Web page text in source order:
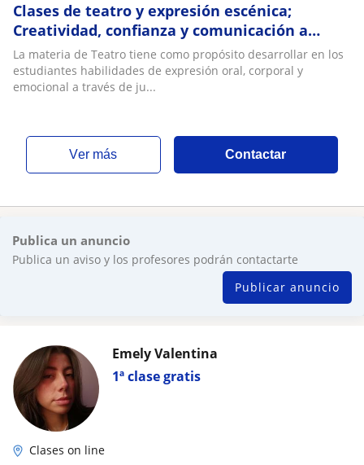
Clases de teatro y expresión escénica;
Creatividad, confianza y comunicación a
través del arte
La materia de Teatro tiene como propósito desarrollar en los
estudiantes habilidades de expresión oral, corporal y
emocional a través de ju...
ver más Contactar
Publica un anuncio
Publica un aviso y los profesores podrán contactarte
Publicar anuncio
1ª clase gratis
Emely Valentina
Clases on line